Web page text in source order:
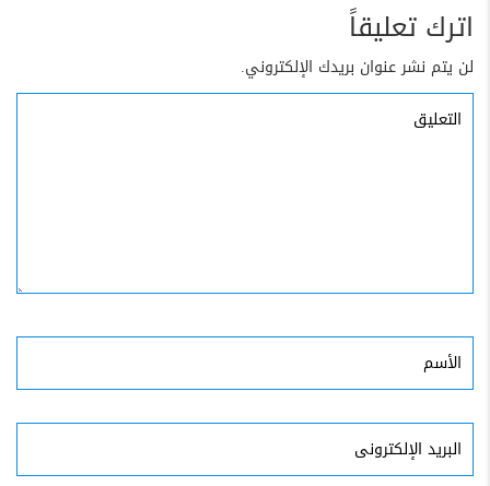
اترك تعليقاً
لن يتم نشر عنوان بريدك الإلكتروني.
التعليق
الأسم
البريد
الإلكترونى